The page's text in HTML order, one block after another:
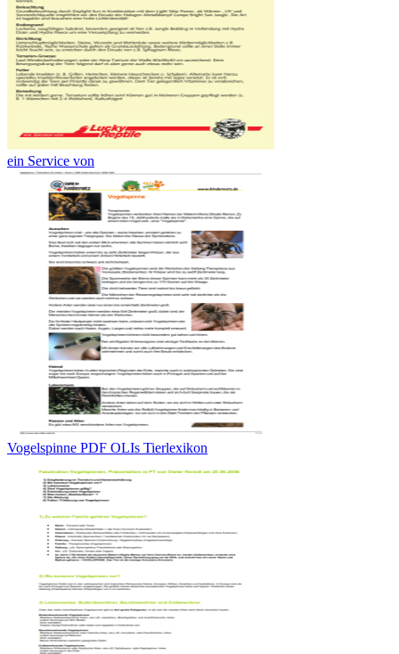
ein Service von
Vogelspinne PDF OLIs Tierlexikon